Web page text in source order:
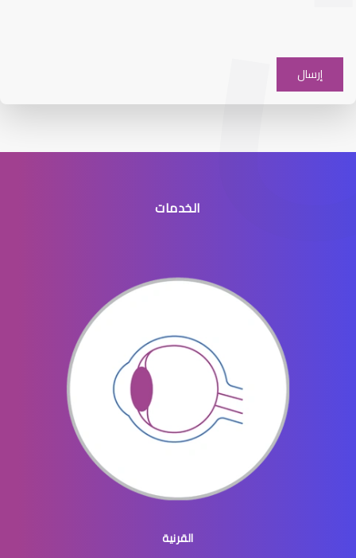
القرنية والقزحية
الخدمات
القرنية